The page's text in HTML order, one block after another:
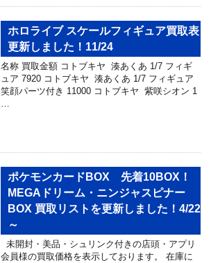
ホロライブ スケールフィギュア買取表
更新しました！11/24
名称 買取金額 コトブキヤ 湊あくあ 1/7 フィギ
ュア 7920 コトブキヤ 湊あくあ 1/7 フィギュア
笑顔パーツ付き 11000 コトブキヤ 紫咲シオン 1
…
ポケモンカードBOX 先着10BOX！
MEGAドリーム・ニンジャスピナー
BOX 買取リストを更新しました！4/22
～
未開封・美品・シュリンク付きの店頭・アプリ
会員様の買取価格を表示しております。 在庫に